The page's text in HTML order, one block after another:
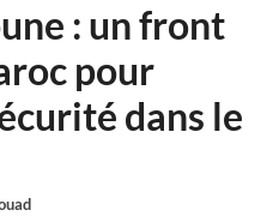
: un front
pour
dans le